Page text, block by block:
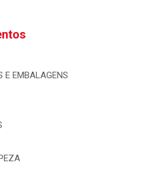
E EMBALAGENS